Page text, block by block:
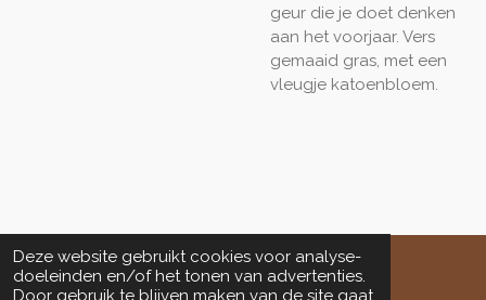
Deze website gebruikt cookies voor analyse-
doeleinden en/of het tonen van advertenties.
Door gebruik te blijven maken van de site gaat
geur die je doet denken
aan het voorjaar. Vers
gemaaid gras, met een
vleugje katoenbloem.
© 2023 - 2026 www.salondeengel.nl